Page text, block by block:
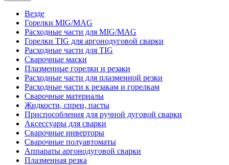
Везде
Горелки MIG/MAG
Расходные части для MIG/MAG
Горелки TIG для аргонодуговой сварки
Расходные части для TIG
Сварочные маски
Плазменные горелки и резаки
Расходные части для плазменной резки
Расходные части к резакам и горелкам
Сварочные материалы
Жидкости, спреи, пасты
Приспособления для ручной дуговой сварки
Аксессуары для сварки
Сварочные инверторы
Сварочные полуавтоматы
Аппараты аргонодуговой сварки
Плазменная резка